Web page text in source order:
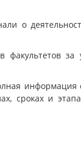
о
факультетов
сроках и